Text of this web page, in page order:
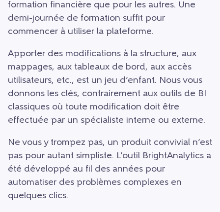
formation financière que pour les autres. Une
demi-journée de formation suffit pour
commencer à utiliser la plateforme.
Apporter des modifications à la structure, aux
mappages, aux tableaux de bord, aux accès
utilisateurs, etc., est un jeu d’enfant. Nous vous
donnons les clés, contrairement aux outils de BI
classiques où toute modification doit être
effectuée par un spécialiste interne ou externe.
Ne vous y trompez pas, un produit convivial n’est
pas pour autant simpliste. L’outil BrightAnalytics a
été développé au fil des années pour
automatiser des problèmes complexes en
quelques clics.